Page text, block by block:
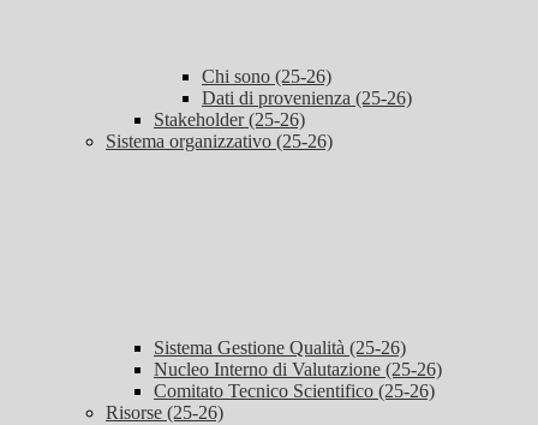
Chi sono (25-26)
Dati di provenienza (25-26)
Stakeholder (25-26)
Sistema organizzativo (25-26)
Sistema Gestione Qualità (25-26)
Nucleo Interno di Valutazione (25-26)
Comitato Tecnico Scientifico (25-26)
Risorse (25-26)